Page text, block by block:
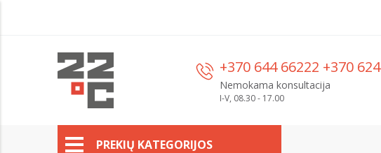
+370 644 66222 +370
Nemokama konsultacija
I-V, 08.30 - 17.00
PREKIŲ KATEGORIJOS